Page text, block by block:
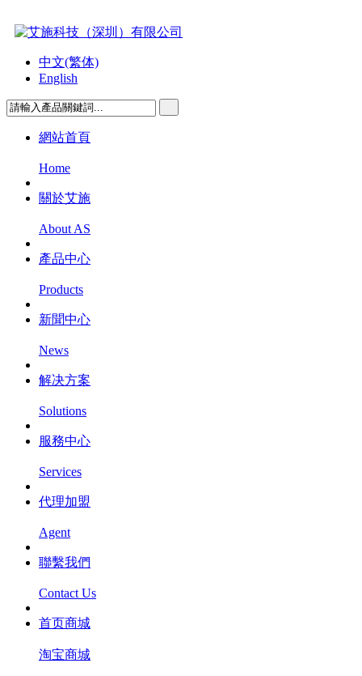
中文(繁体)
English
網站首頁
Home
關於艾施
About AS
產品中心
Products
新聞中心
News
解决方案
Solutions
服務中心
Services
代理加盟
Agent
聯繫我們
Contact Us
首页商城
淘宝商城